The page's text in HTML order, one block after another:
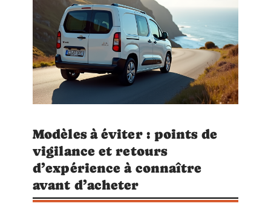
Modèles à éviter : points de
vigilance et retours
d’expérience à connaître
avant d’acheter